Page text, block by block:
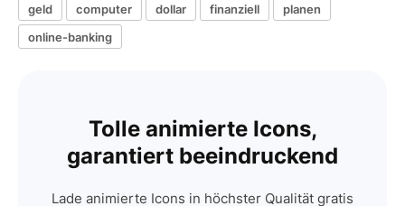
geld computer dollar finanziell
planen
online-banking
Tolle animierte Icons,
garantiert beeindruckend
Lade animierte Icons in höchster Qualität gratis